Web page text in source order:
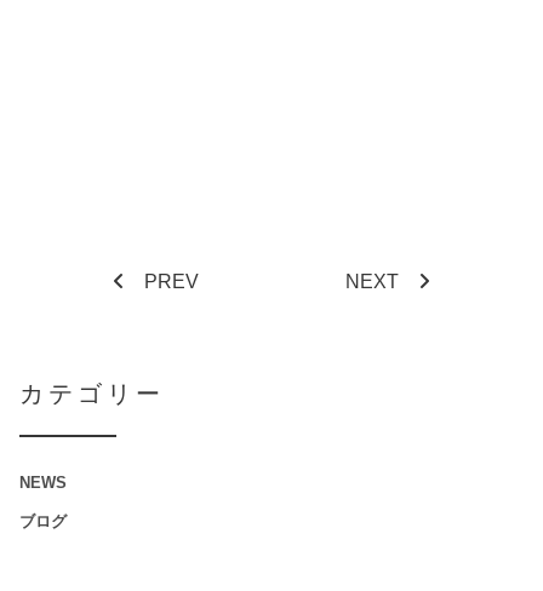
PREV NEXT
カテゴリー
NEWS
ブログ